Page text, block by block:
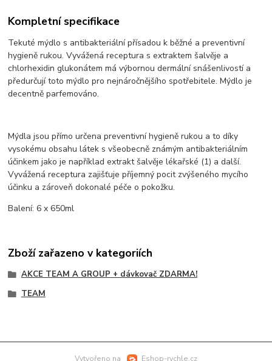
Kompletní specifikace
Tekuté mýdlo s antibakteriální přísadou k běžné a preventivní
hygieně rukou. Vyvážená receptura s extraktem šalvěje a
chlorhexidin glukonátem má výbornou dermální snášenlivostí a
předurčují toto mýdlo pro nejnáročnějšího spotřebitele. Mýdlo je
decentně parfemováno.
Mýdla jsou přímo určena preventivní hygieně rukou a to díky
vysokému obsahu látek s všeobecně známým antibakteriálním
účinkem jako je například extrakt šalvěje lékařské (1) a další.
Vyvážená receptura zajišťuje příjemný pocit zvýšeného mycího
účinku a zároveň dokonalé péče o pokožku.
Balení: 6 x 650ml
Zboží zařazeno v kategoriích
AKCE TEAM A GROUP + dávkovač ZDARMA!
TEAM
Vytvořeno na Eshop-rychle.cz